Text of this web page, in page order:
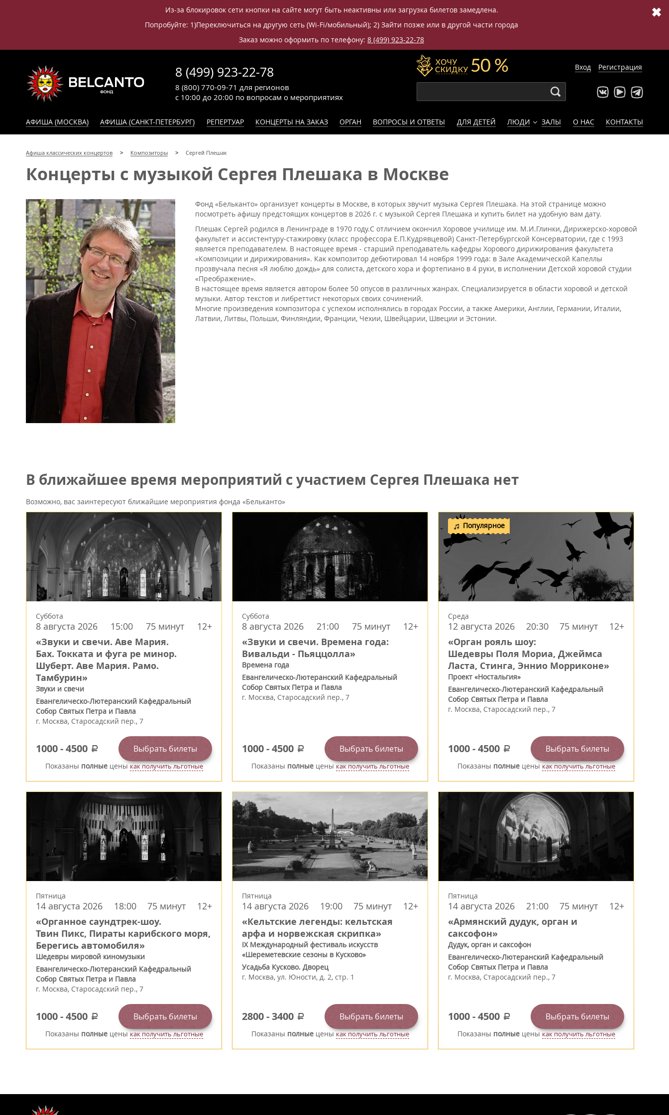
Из-за блокировок сети кнопки на сайте могут быть неактивны или загрузка билетов замедлена.
Попробуйте: 1)Переключиться на другую сеть (Wi-Fi/мобильный); 2) Зайти позже или в другой части города
Заказ можно оформить по телефону: 8 (499) 923-22-78
✖
8 (499) 923-22-78
с 10:00 до 20:00 по вопросам о мероприятиях
8 (800) 770-09-71 для регионов
Вход Регистрация
АФИША (МОСКВА) АФИША (САНКТ-ПЕТЕРБУРГ) РЕПЕРТУАР КОНЦЕРТЫ НА ЗАКАЗ ОРГАН ВОПРОСЫ И ОТВЕТЫ ДЛЯ ДЕТЕЙ ЛЮДИ ЗАЛЫ О НАС КОНТАКТЫ
Афиша классических концертов Композиторы Сергей Плешак
Концерты с музыкой Сергея Плешака в Москве
Фонд «Бельканто» организует концерты в Москве, в которых звучит музыка Сергея Плешака. На этой странице можно
посмотреть афишу предстоящих концертов в 2026 г. с музыкой Сергея Плешака и купить билет на удобную вам дату.
Плешак Сергей родился в Ленинграде в 1970 году.C отличием окончил Хоровое училище им. М.И.Глинки, Дирижерско-хоровой
факультет и ассистентуру-стажировку (класс профессора Е.П.Кудрявцевой) Санкт-Петербургской Консерватории, где с 1993
является преподавателем. В настоящее время - старший преподаватель кафедры Хорового дирижирования факультета
«Композиции и дирижирования». Как композитор дебютировал 14 ноября 1999 года: в Зале Академической Капеллы
прозвучала песня «Я люблю дождь» для солиста, детского хора и фортепиано в 4 руки, в исполнении Детской хоровой студии
«Преображение».
В настоящее время является автором более 50 опусов в различных жанрах. Специализируется в области хоровой и детской
музыки. Автор текстов и либреттист некоторых своих сочинений.
Многие произведения композитора с успехом исполнялись в городах России, а также Америки, Англии, Германии, Италии,
Латвии, Литвы, Польши, Финляндии, Франции, Чехии, Швейцарии, Швеции и Эстонии.
В ближайшее время мероприятий с участием Сергея Плешака нет
Возможно, вас заинтересуют ближайшие мероприятия фонда «Бельканто»
Суббота
8 августа 2026 15:00 75 минут 12+
«Звуки и свечи. Аве Мария.
Бах. Токката и фуга ре минор.
Шуберт. Аве Мария. Рамо.
Тамбурин»
Звуки и свечи
Евангелическо-Лютеранский Кафедральный
Собор Святых Петра и Павла
г. Москва, Старосадский пер., 7
1000-4500 a Выбрать билеты
Показаны полныеценыкак получить льготные
Суббота
8 августа 2026 21:00 75 минут 12+
«Звуки и свечи. Времена года:
Вивальди - Пьяццолла»
Времена года
Евангелическо-Лютеранский Кафедральный
Собор Святых Петра и Павла
г. Москва, Старосадский пер., 7
1000-4500 a Выбрать билеты
Показаны полныеценыкак получить льготные
Популярное
Среда
12 августа 2026 20:30 75 минут 12+
«Орган рояль шоу:
Шедевры Поля Мориа, Джеймса
Ласта, Стинга, Эннио Морриконе»
Проект «Ностальгия»
Евангелическо-Лютеранский Кафедральный
Собор Святых Петра и Павла
г. Москва, Старосадский пер., 7
1000-4500 a Выбрать билеты
Показаны полныеценыкак получить льготные
Пятница
14 августа 2026 18:00 75 минут 12+
«Органное саундтрек-шоу.
Твин Пикс, Пираты карибского моря,
Берегись автомобиля»
Шедевры мировой киномузыки
Евангелическо-Лютеранский Кафедральный
Собор Святых Петра и Павла
г. Москва, Старосадский пер., 7
1000-4500 a Выбрать билеты
Показаны полныеценыкак получить льготные
Пятница
14 августа 2026 19:00 75 минут 12+
«Кельтские легенды: кельтская
арфа и норвежская скрипка»
IX Международный фестиваль искусств
«Шереметевские сезоны в Кусково»
Усадьба Кусково. Дворец
г. Москва, ул. Юности, д. 2, стр. 1
2800-3400 a Выбрать билеты
Показаны полныеценыкак получить льготные
Пятница
14 августа 2026 21:00 75 минут 12+
«Армянский дудук, орган и
саксофон»
Дудук, орган и саксофон
Евангелическо-Лютеранский Кафедральный
Собор Святых Петра и Павла
г. Москва, Старосадский пер., 7
1000-4500 a Выбрать билеты
Показаны полныеценыкак получить льготные